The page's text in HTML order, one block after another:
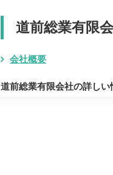
道前総業有限
会社概要
道前総業有限会社の詳しい